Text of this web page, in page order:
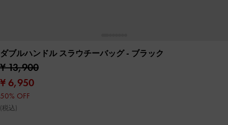
ダブルハンドル スラウチーバッグ- ブラック
¥ 13,900
¥ 6,950
50% OFF
(税込)